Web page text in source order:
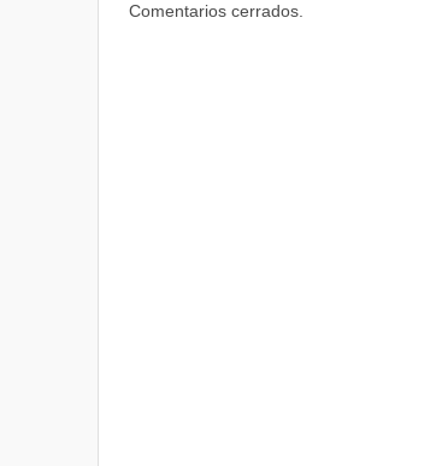
Comentarios cerrados.